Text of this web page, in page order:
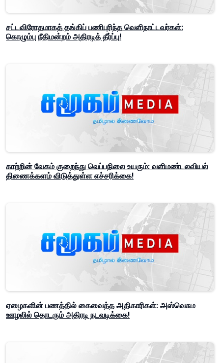
சட்டவிரோதமாகத் தங்கிப் பணிபுரிந்த வெளிநாட்டவர்கள்:
கொழும்பு நீதிமன்றம் அதிரடித் தீர்ப்பு!
காற்றின் வேகம் குறைந்து வெப்பநிலை உயரும்: வளிமண்டலவியல்
திணைக்களம் விடுத்துள்ள எச்சரிக்கை!
ஏழைகளின் பணத்தில் கைவைத்த அதிகாரிகள்: அஸ்வெசும
ஊழலில் தொடரும் அதிரடி நடவடிக்கை!